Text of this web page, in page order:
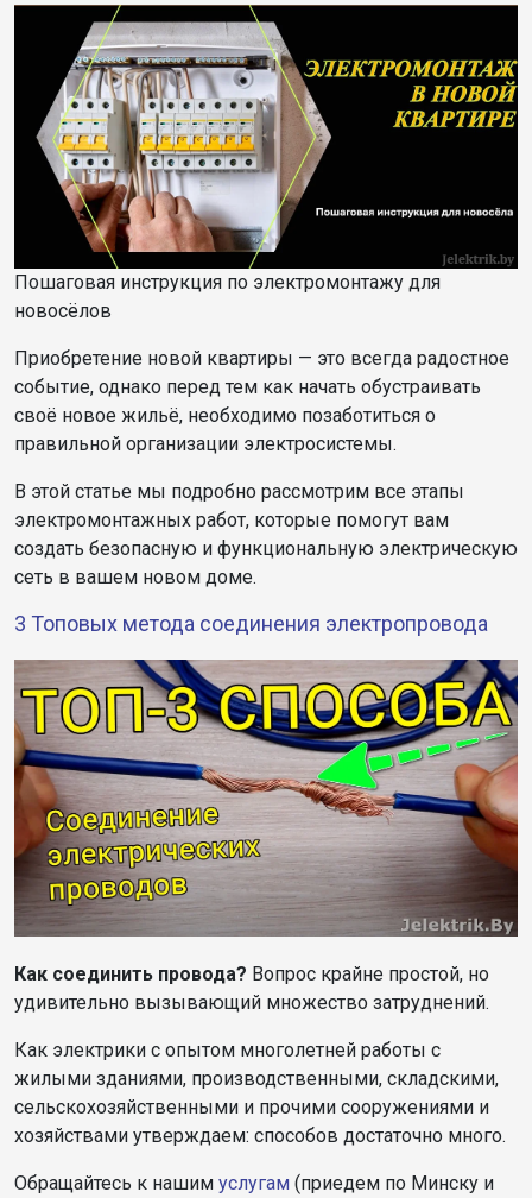
Пошаговая инструкция по электромонтажу для
новосёлов
Приобретение новой квартиры — это всегда радостное
событие, однако перед тем как начать обустраивать
своё новое жильё, необходимо позаботиться о
правильной организации электросистемы.
В этой статье мы подробно рассмотрим все этапы
электромонтажных работ, которые помогут вам
создать безопасную и функциональную электрическую
сеть в вашем новом доме.
3 Топовых метода соединения электропровода
Как соединить провода? Вопрос крайне простой, но
удивительно вызывающий множество затруднений.
Как электрики с опытом многолетней работы с
жилыми зданиями, производственными, складскими,
сельскохозяйственными и прочими сооружениями и
хозяйствами утверждаем: способов достаточно много.
Обращайтесь к нашим услугам (приедем по Минску и